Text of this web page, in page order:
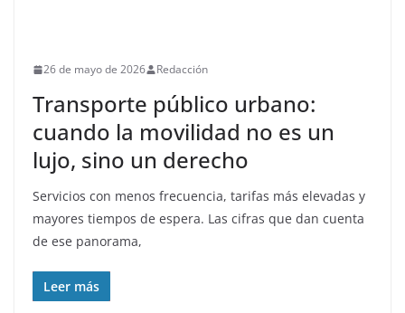
26 de mayo de 2026 Redacción
Transporte público urbano:
cuando la movilidad no es un
lujo, sino un derecho
Servicios con menos frecuencia, tarifas más elevadas y
mayores tiempos de espera. Las cifras que dan cuenta
de ese panorama,
Leer más